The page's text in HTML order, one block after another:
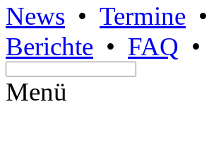
News • Termine •
Berichte • FAQ •
Menü